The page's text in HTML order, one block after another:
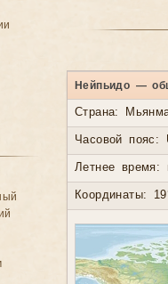
Нейпьидо —
Страна:
Часовой пояс:
Летнее время:
Координаты: